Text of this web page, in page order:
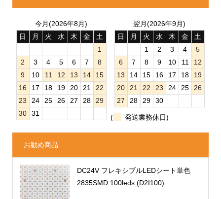
今月(2026年8月)
日
月 火 水 木 金
土
1
2
3 4 5 6 7
8
9
10 11 12 13 14
15
16
17 18 19 20 21
22
23
24 25 26 27 28
29
30
31
翌月(2026年9月)
日
月 火 水 木 金
土
1
2 3 4
5
6
7 8 9 10 11
12
13
14 15 16 17 18
19
20
21 22 23 24 25
26
27
28 29 30
( 発送業務休日)
お勧め商品
DC24V フレキシブルLEDシート単色
2835SMD 100leds (D2I100)